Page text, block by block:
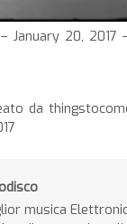
January 20, 2017
da
musica